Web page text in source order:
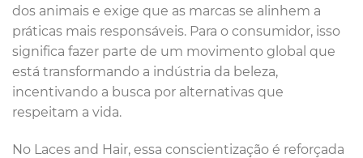
dos animais e exige que as marcas se alinhem a
práticas mais responsáveis. Para o consumidor, isso
significa fazer parte de um movimento global que
está transformando a indústria da beleza,
incentivando a busca por alternativas que
respeitam a vida.
No Laces and Hair, essa conscientização é reforçada